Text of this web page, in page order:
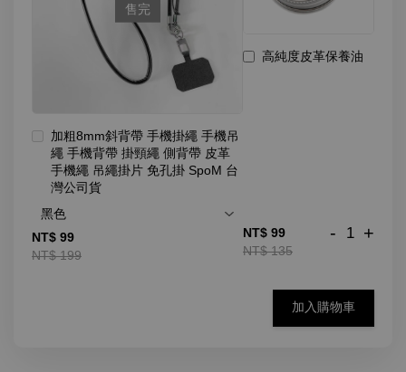
售完
加粗8mm斜背帶 手機掛繩 手機吊
繩 手機背帶 掛頸繩 側背帶 皮革
手機繩 吊繩掛片 免孔掛 SpoM 台
灣公司貨
NT$ 99
NT$ 199
高純度皮革保養油
NT$ 99
NT$ 135
- +
加入購物車